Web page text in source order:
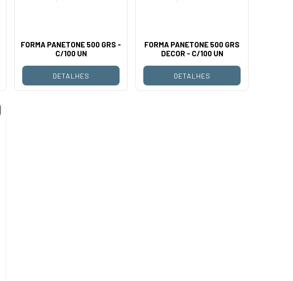
FORMA PANETONE 500 GRS -
C/100 UN
DETALHES
FORMA PANETONE 500 GRS
DECOR - C/100 UN
DETALHES